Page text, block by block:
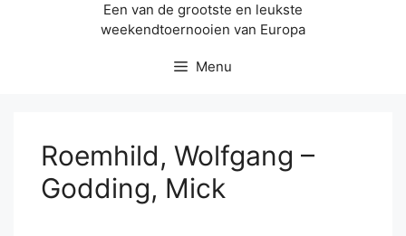
Een van de grootste en leukste
weekendtoernooien van Europa
Menu
Roemhild, Wolfgang –
Godding, Mick